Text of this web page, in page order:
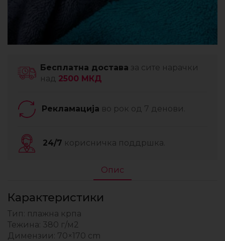
Бесплатна достава за сите нарачки
над 2500 МКД
Рекламација во рок од 7 денови.
24/7 корисничка поддршка.
Опис
Карактеристики
Тип: плажна крпа
Тежина: 380 г/м2
Димензии: 70×170 cm